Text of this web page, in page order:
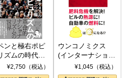
ンと極右ポピ
ズムの時代：
ヌス〉の二つ
¥2,750（税込）
ウンコノミクス
(インターナショナ
ル新書)¥1,045（税込）